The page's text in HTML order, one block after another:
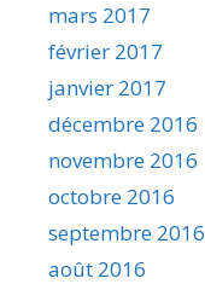
mars 2017
février 2017
janvier 2017
décembre 2016
novembre 2016
octobre 2016
septembre 2016
août 2016